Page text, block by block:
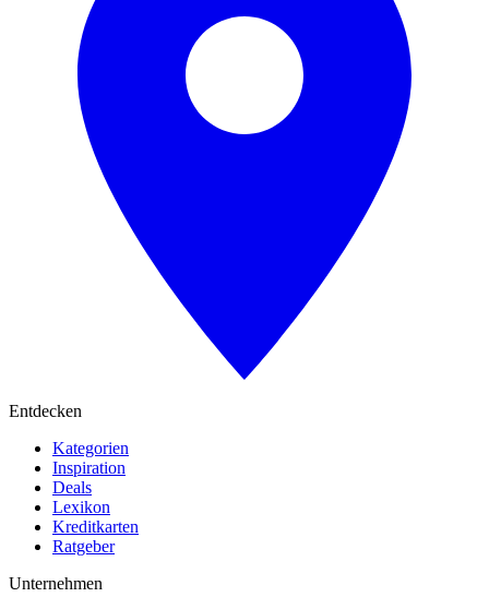
Entdecken
Kategorien
Inspiration
Deals
Lexikon
Kreditkarten
Ratgeber
Unternehmen